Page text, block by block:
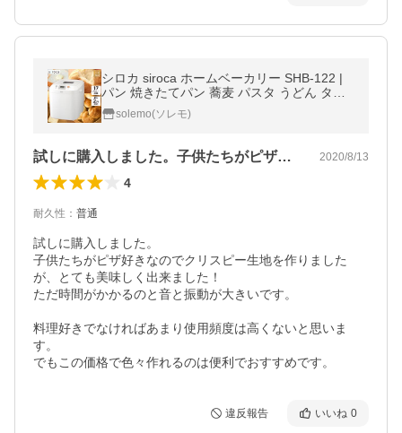
シロカ siroca ホームベーカリー SHB-122 |
パン 焼きたてパン 蕎麦 パスタ うどん タイ
マー機能付き フランスパン風食パン
solemo(ソレモ)
試しに購入しました。子供たちがピザ好き… 2020/8/13
4
耐久性 ： 普通
試しに購入しました。
子供たちがピザ好きなのでクリスピー生地を作りました
が、とても美味しく出来ました！
ただ時間がかかるのと音と振動が大きいです。
料理好きでなければあまり使用頻度は高くないと思いま
す。
でもこの価格で色々作れるのは便利でおすすめです。
違反報告 いいね 0